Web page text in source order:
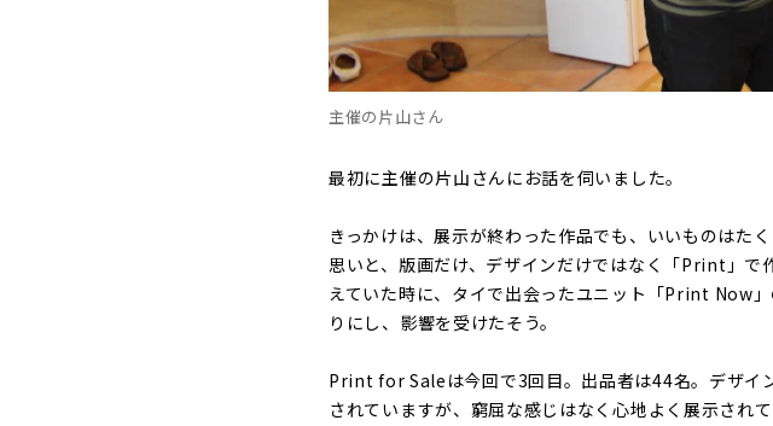
主催の片山さん
最初に主催の片山さんにお話を伺いました。
きっかけは、展示が終わった作品でも、いいものはた
思いと、版画だけ、デザインだけではなく「Print」で
えていた時に、タイで出会ったユニット「Print Now
りにし、影響を受けたそう。
Print for Saleは今回で3回目。出品者は44名。デザイ
されていますが、窮屈な感じはなく心地よく展示されて